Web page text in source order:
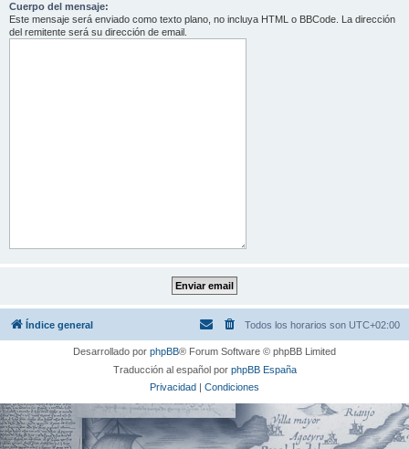
Cuerpo del mensaje:
Este mensaje será enviado como texto plano, no incluya HTML o BBCode. La dirección
del remitente será su dirección de email.
Índice general Todos los horarios son UTC+02:00
Desarrollado por phpBB® Forum Software © phpBB Limited
Traducción al español por phpBB España
Privacidad | Condiciones